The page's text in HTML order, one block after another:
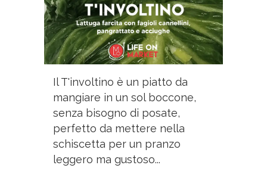
Il T'involtino è un piatto da
mangiare in un sol boccone,
senza bisogno di posate,
perfetto da mettere nella
schiscetta per un pranzo
leggero ma gustoso...